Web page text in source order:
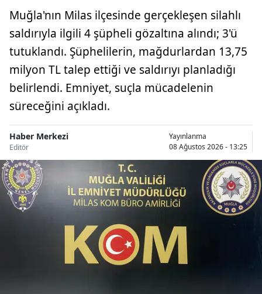
Muğla'nın Milas ilçesinde gerçekleşen silahlı
saldırıyla ilgili 4 şüpheli gözaltına alındı; 3'ü
tutuklandı. Şüphelilerin, mağdurlardan 13,75
milyon TL talep ettiği ve saldırıyı planladığı
belirlendi. Emniyet, suçla mücadelenin
süreceğini açıkladı.
Haber Merkezi
Editör
Yayınlanma
08 Ağustos 2026 - 13:25